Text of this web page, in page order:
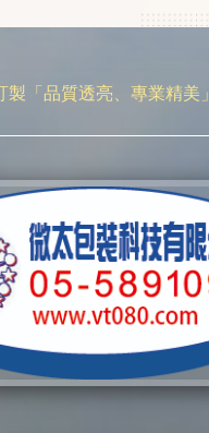
「品質透亮、專業精美」